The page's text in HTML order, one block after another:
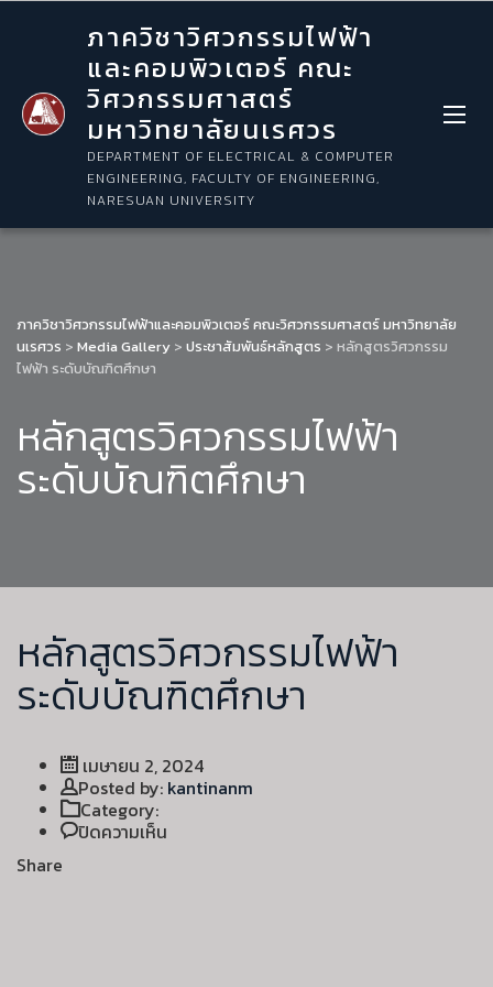
ภาควิชาวิศวกรรมไฟฟ้า
และคอมพิวเตอร์ คณะ
วิศวกรรมศาสตร์
มหาวิทยาลัยนเรศวร
DEPARTMENT OF ELECTRICAL & COMPUTER
ENGINEERING, FACULTY OF ENGINEERING,
NARESUAN UNIVERSITY
ภาควิชาวิศวกรรมไฟฟ้าและคอมพิวเตอร์ คณะวิศวกรรมศาสตร์ มหาวิทยาลัย
นเรศวร > Media Gallery > ประชาสัมพันธ์หลักสูตร > หลักสูตรวิศวกรรม
ไฟฟ้า ระดับบัณฑิตศึกษา
หลักสูตรวิศวกรรมไฟฟ้า
ระดับบัณฑิตศึกษา
หลักสูตรวิศวกรรมไฟฟ้า
ระดับบัณฑิตศึกษา
เมษายน 2, 2024
Posted by: Author
kantinanm
Category:
ปิดความเห็น
Share